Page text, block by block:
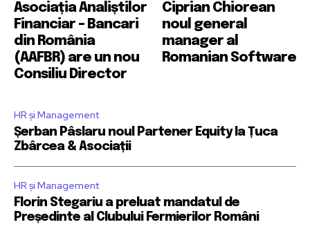
Asociația Analiștilor
Financiar – Bancari
din România
(AAFBR) are un nou
Consiliu Director
Ciprian Chiorean
noul general
manager al
Romanian Software
HR și Management
Șerban Pâslaru noul Partener Equity la Țuca
Zbârcea & Asociații
HR și Management
Florin Stegariu a preluat mandatul de
Președinte al Clubului Fermierilor Români